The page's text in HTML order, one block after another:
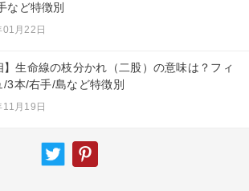
など特徴別
01月22日
】生命線の枝分かれ（二股）の意味は？フィ
/3本/右手/島など特徴別
11月19日